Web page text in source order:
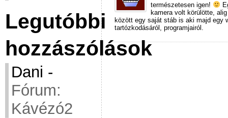
Legutóbbi
hozzászólások
Dani -
Fórum:
Kávézó2
természetesen igen!
kamera volt körülötte,
között egy saját stáb is aki majd egy
tartózkodásáról, programjairól.